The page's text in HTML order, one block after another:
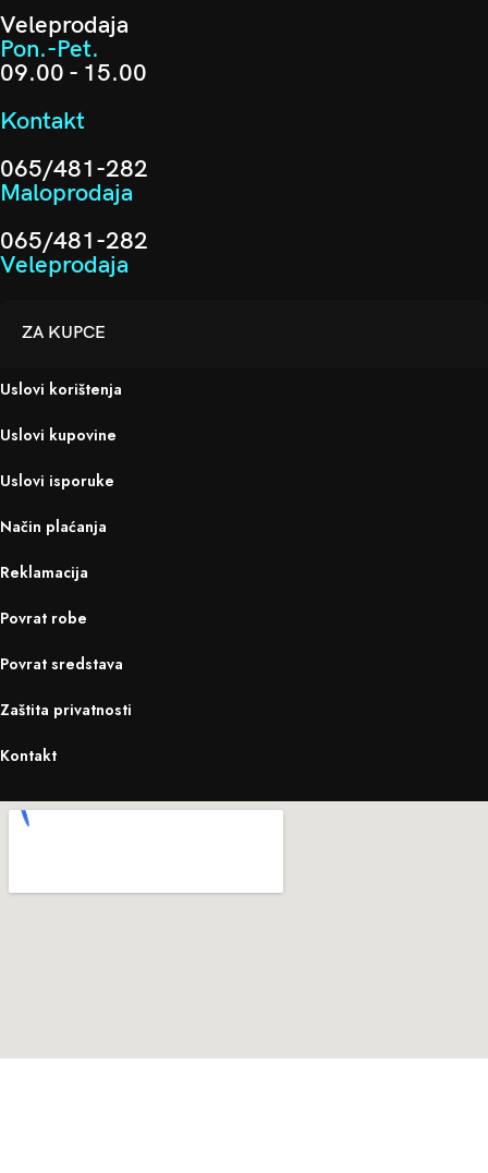
Veleprodaja
Pon.-Pet.
09.00 - 15.00
Kontakt
065/481-282
Maloprodaja
065/481-282
Veleprodaja
ZA KUPCE
Uslovi korištenja
Uslovi kupovine
Uslovi isporuke
Način plaćanja
Reklamacija
Povrat robe
Povrat sredstava
Zaštita privatnosti
Kontakt